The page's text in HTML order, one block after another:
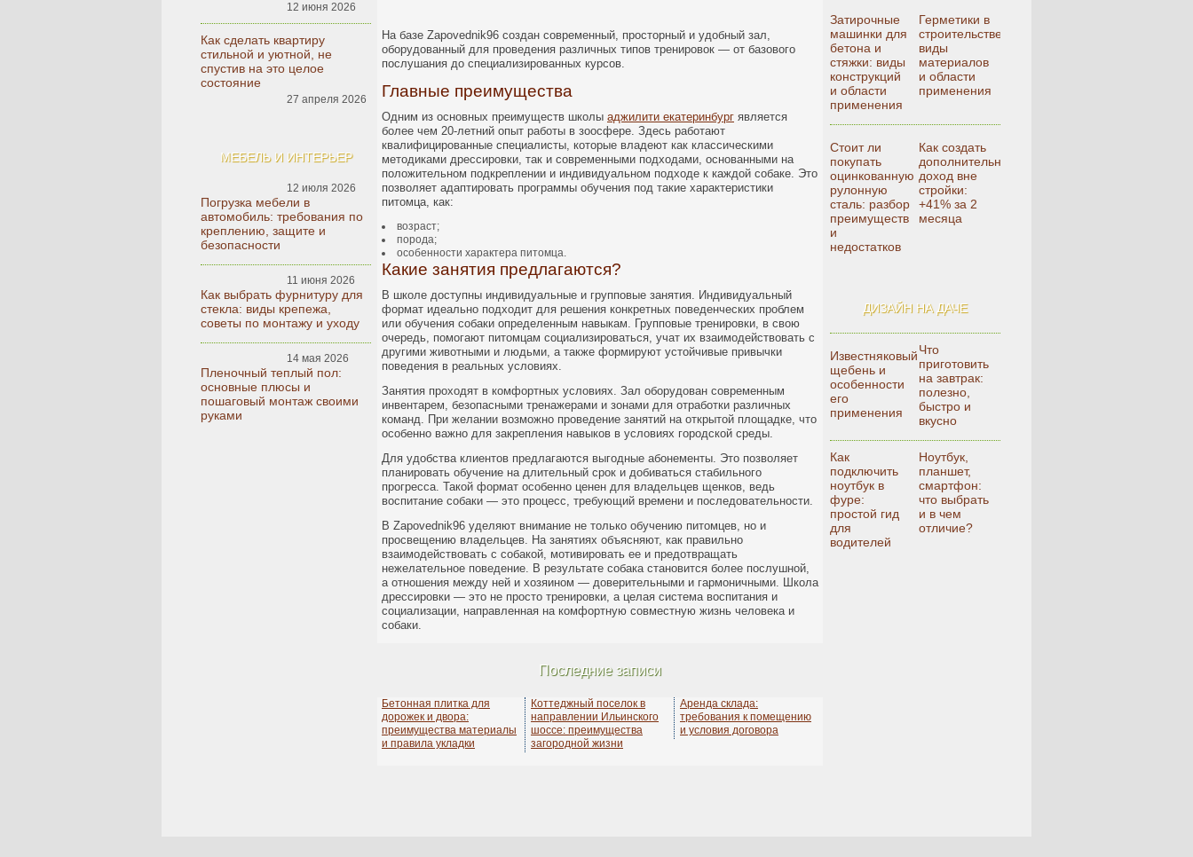
12 июня 2026
Как сделать квартиру
стильной и уютной, не
спустив на это целое
состояние
27 апреля 2026
МЕБЕЛЬ И ИНТЕРЬЕР
12 июля 2026
Погрузка мебели в
автомобиль: требования по
креплению, защите и
безопасности
11 июня 2026
Как выбрать фурнитуру для
стекла: виды крепежа,
советы по монтажу и уходу
14 мая 2026
Пленочный теплый пол:
основные плюсы и
пошаговый монтаж своими
руками
Затирочные
машинки для
бетона и
стяжки: виды
конструкций
и области
применения
Герметики в
строительстве:
виды
материалов
и области
применения
Стоит ли
покупать
оцинкованную
рулонную
сталь: разбор
преимуществ
и
недостатков
Как создать
дополнительный
доход вне
стройки:
+41% за 2
месяца
ДИЗАЙН НА ДАЧЕ
Известняковый
щебень и
особенности
его
применения
Что
приготовить
на завтрак:
полезно,
быстро и
вкусно
Как
подключить
ноутбук в
фуре:
простой гид
для
водителей
Ноутбук,
планшет,
смартфон:
что выбрать
и в чем
отличие?
На базе Zapovednik96 создан современный, просторный и удобный зал,
оборудованный для проведения различных типов тренировок — от базового
послушания до специализированных курсов.
Главные преимущества
Одним из основных преимуществ школы аджилити екатеринбург является
более чем 20-летний опыт работы в зоосфере. Здесь работают
квалифицированные специалисты, которые владеют как классическими
методиками дрессировки, так и современными подходами, основанными на
положительном подкреплении и индивидуальном подходе к каждой собаке. Это
позволяет адаптировать программы обучения под такие характеристики
питомца, как:
возраст;
порода;
особенности характера питомца.
Какие занятия предлагаются?
В школе доступны индивидуальные и групповые занятия. Индивидуальный
формат идеально подходит для решения конкретных поведенческих проблем
или обучения собаки определенным навыкам. Групповые тренировки, в свою
очередь, помогают питомцам социализироваться, учат их взаимодействовать с
другими животными и людьми, а также формируют устойчивые привычки
поведения в реальных условиях.
Занятия проходят в комфортных условиях. Зал оборудован современным
инвентарем, безопасными тренажерами и зонами для отработки различных
команд. При желании возможно проведение занятий на открытой площадке, что
особенно важно для закрепления навыков в условиях городской среды.
Для удобства клиентов предлагаются выгодные абонементы. Это позволяет
планировать обучение на длительный срок и добиваться стабильного
прогресса. Такой формат особенно ценен для владельцев щенков, ведь
воспитание собаки — это процесс, требующий времени и последовательности.
В Zapovednik96 уделяют внимание не только обучению питомцев, но и
просвещению владельцев. На занятиях объясняют, как правильно
взаимодействовать с собакой, мотивировать ее и предотвращать
нежелательное поведение. В результате собака становится более послушной,
а отношения между ней и хозяином — доверительными и гармоничными. Школа
дрессировки — это не просто тренировки, а целая система воспитания и
социализации, направленная на комфортную совместную жизнь человека и
собаки.
Последние записи
Бетонная плитка для
дорожек и двора:
преимущества материалы
и правила укладки
Коттеджный поселок в
направлении Ильинского
шоссе: преимущества
загородной жизни
Аренда склада:
требования к помещению
и условия договора